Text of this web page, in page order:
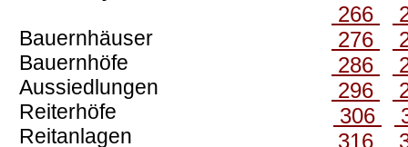
Bauernhäuser
Bauernhöfe
Aussiedlungen
Reiterhöfe
Reitanlagen
266
276
286
296
306
316